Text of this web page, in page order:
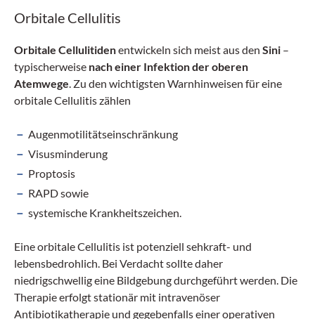
Orbitale Cellulitis
Orbitale Cellulitidenentwickeln sich meist aus den Sini –
typischerweise nach einer Infektion der oberen
Atemwege . Zu den wichtigsten Warnhinweisen für eine
orbitale Cellulitis zählen
Augenmotilitätseinschränkung
Visusminderung
Proptosis
RAPD sowie
systemische Krankheitszeichen.
Eine orbitale Cellulitis ist potenziell sehkraft- und
lebensbedrohlich. Bei Verdacht sollte daher
niedrigschwellig eine Bildgebung durchgeführt werden. Die
Therapie erfolgt stationär mit intravenöser
Antibiotikatherapie und gegebenfalls einer operativen